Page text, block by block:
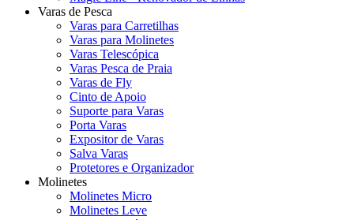
Varas de Pesca
Varas para Carretilhas
Varas para Molinetes
Varas Telescópica
Varas Pesca de Praia
Varas de Fly
Cinto de Apoio
Suporte para Varas
Porta Varas
Expositor de Varas
Salva Varas
Protetores e Organizador
Molinetes
Molinetes Micro
Molinetes Leve